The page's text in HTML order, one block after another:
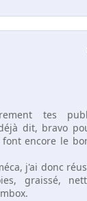
tes
dit, bravo
encore le
j'ai donc
graissé,